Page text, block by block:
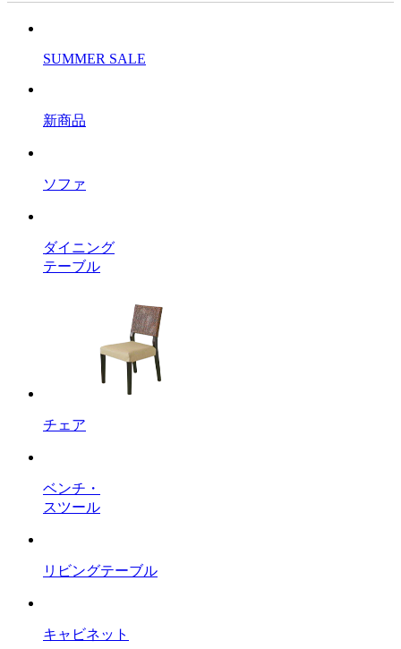
SUMMER SALE
新商品
ソファ
ダイニング
テーブル
チェア
ベンチ・
スツール
リビングテーブル
キャビネット